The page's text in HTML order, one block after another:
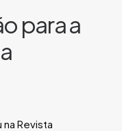
para a
na Revista